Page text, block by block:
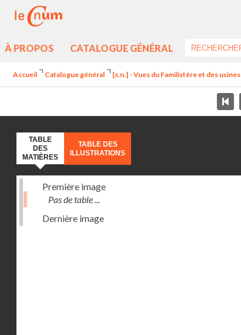
À PROPOS CATALOGUE GÉNÉRAL
Accueil Catalogue général [s.n.] - Vues du Familistère et des usines
TABLE
DES
MATIÈRES
TABLE DES
ILLUSTRATIONS
Première image
Pas de table ...
Dernière image